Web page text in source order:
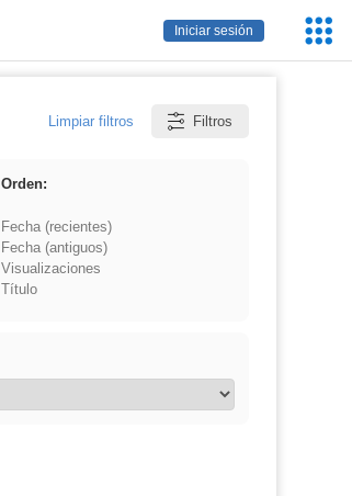
Iniciar sesión
Limpiar filtros Filtros
Orden:
Fecha (recientes)
Fecha (antiguos)
Visualizaciones
Título